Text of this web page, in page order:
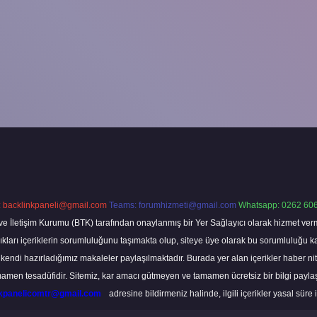
backlinkpaneli@gmail.com Teams: forumhizmeti@gmail.com Whatsapp: 0262
İletişim Kurumu (BTK) tarafından onaylanmış bir Yer Sağlayıcı olarak hizmet
içeriklerin sorumluluğunu taşımakta olup, siteye üye olarak bu sorumluluğu
hazırladığımız makaleler paylaşılmaktadır. Burada yer alan içerikler haber
tesadüfidir. Sitemiz, kar amacı gütmeyen ve tamamen ücretsiz bir bilgi
adresine bildirmeniz halinde, ilgili içerikler yasal süre